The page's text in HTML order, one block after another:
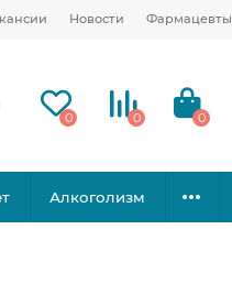
Новости Фармацевты
0 0 0
Алкоголизм